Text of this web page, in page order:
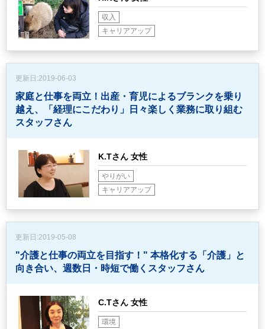
収入
キャリアアップ
更新日:2019-06-03
家庭と仕事を両立！出産・育児によるブランクを乗り
越え、
「経理にこだわり」日々楽しく業務に取り組む
スタッフさん
K.Tさん 女性
やりがい
キャリアアップ
更新日:2019-05-08
"介護と仕事の両立を目指す！" 本格化する「介護」と
向き合い、週数日・時短で働くスタッフさん
C.Tさん 女性
環境